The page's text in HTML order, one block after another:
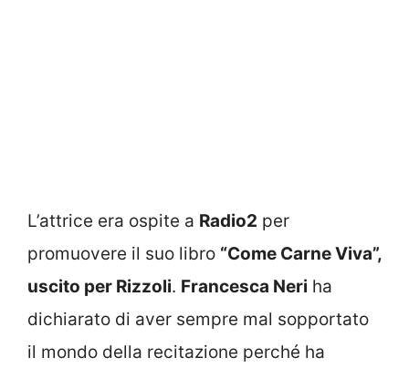
L’attrice era ospite a Radio2 per
promuovere il suo libro “Come Carne Viva”,
uscito per Rizzoli. Francesca Neri ha
dichiarato di aver sempre mal sopportato
il mondo della recitazione perché ha